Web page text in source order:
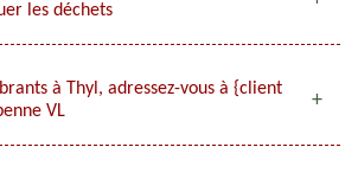
les déchets
à Thyl, adressez-vous à {client
VL